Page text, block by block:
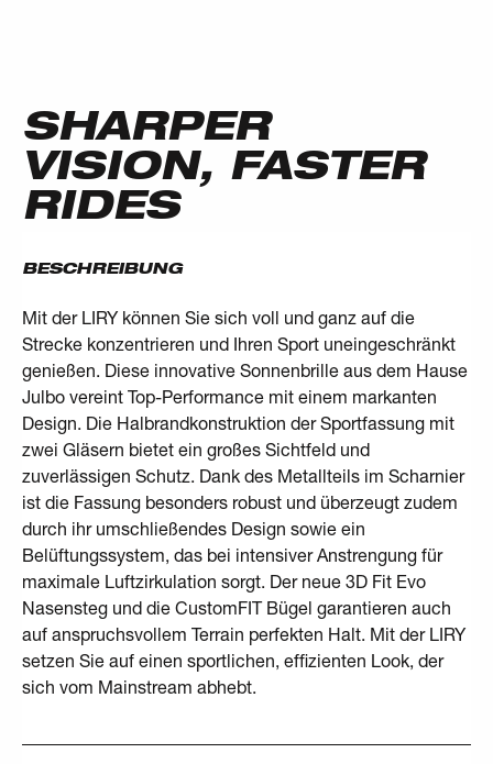
SHARPER
VISION, FASTER
RIDES
BESCHREIBUNG
Mit der LIRY können Sie sich voll und ganz auf die
Strecke konzentrieren und Ihren Sport uneingeschränkt
genießen. Diese innovative Sonnenbrille aus dem Hause
Julbo vereint Top-Performance mit einem markanten
Design. Die Halbrandkonstruktion der Sportfassung mit
zwei Gläsern bietet ein großes Sichtfeld und
zuverlässigen Schutz. Dank des Metallteils im Scharnier
ist die Fassung besonders robust und überzeugt zudem
durch ihr umschließendes Design sowie ein
Belüftungssystem, das bei intensiver Anstrengung für
maximale Luftzirkulation sorgt. Der neue 3D Fit Evo
Nasensteg und die CustomFIT Bügel garantieren auch
auf anspruchsvollem Terrain perfekten Halt. Mit der LIRY
setzen Sie auf einen sportlichen, effizienten Look, der
sich vom Mainstream abhebt.